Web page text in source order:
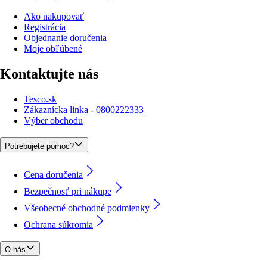
Ako nakupovať
Registrácia
Objednanie doručenia
Moje obľúbené
Kontaktujte nás
Tesco.sk
Zákaznícka linka - 0800222333
Výber obchodu
Potrebujete pomoc?
Cena doručenia
Bezpečnosť pri nákupe
Všeobecné obchodné podmienky
Ochrana súkromia
O nás